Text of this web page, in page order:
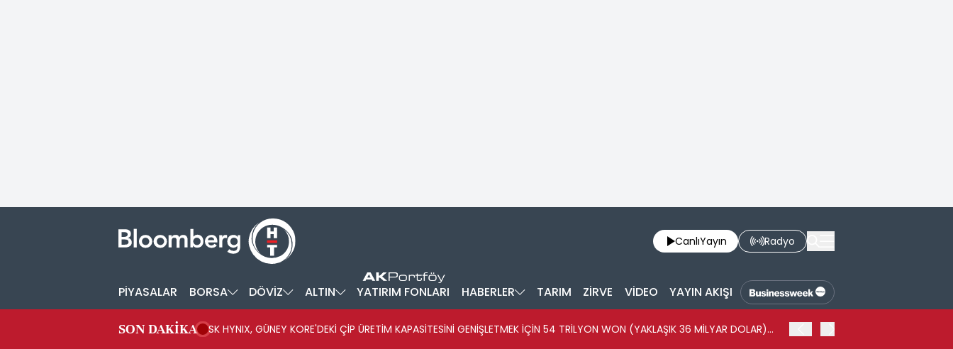
CanlıYayın Radyo
PİYASALAR BORSA DÖVİZ ALTIN YATIRIM FONLARI HABERLER TARIM ZİRVE VİDEO YAYIN AKIŞI
SON DAKİKA
SK HYNIX, GÜNEY KORE'DEKİ ÇİP ÜRETİM KAPASİTESİNİ GENİŞLETMEK İÇİN 54 TRİLYON WON (YAKLAŞIK 36 MİLYAR DOLAR)